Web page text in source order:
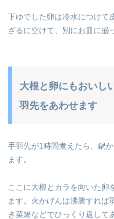
下ゆでした卵は冷水につけて
ざるに空けて、別にお皿に盛
大根と卵にもおいし
羽先をあわせます
手羽先が1時間煮えたら、鍋
ます。
ここに大根とカラを向いた卵
ます。火かげんは沸騰すれば
き菜箸などでひっくり返して